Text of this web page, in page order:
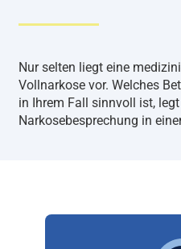
Nur selten liegt eine
Vollnarkose vor. Welches
in Ihrem Fall sinnvoll ist,
Narkosebesprechung in